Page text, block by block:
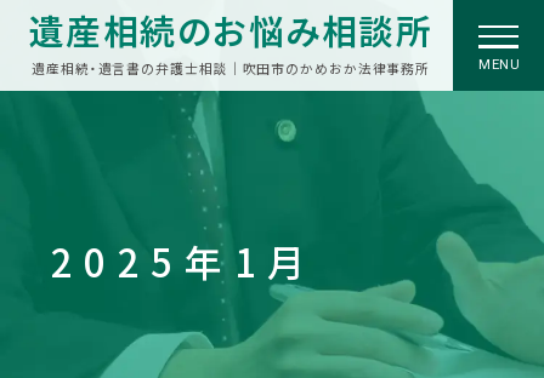
遺産相続のお悩み相談所
遺産相続・遺言書の弁護士相談｜吹田市のかめおか法律事務所 MENU
2025年1月